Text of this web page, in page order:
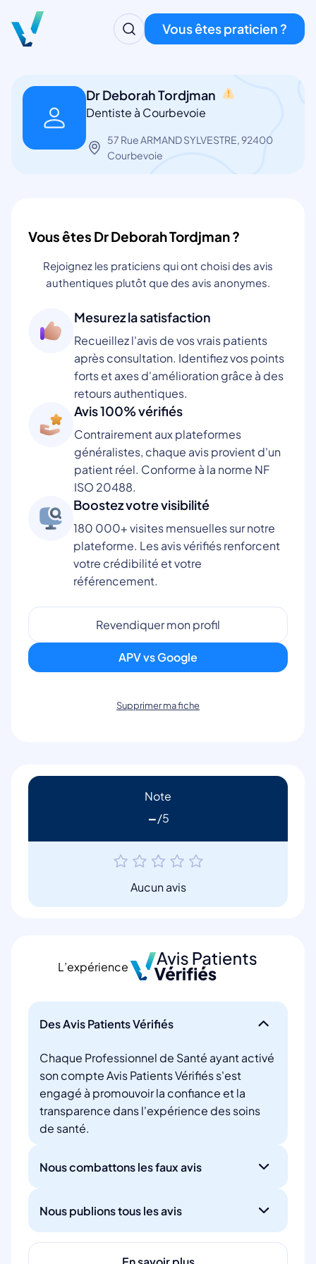
Vous êtes praticien ?
Dr Deborah Tordjman
Dentiste à Courbevoie
57 Rue ARMAND SYLVESTRE, 92400
Courbevoie
Vous êtes Dr Deborah Tordjman ?
Rejoignez les praticiens qui ont choisi des avis
authentiques plutôt que des avis anonymes.
Mesurez la satisfaction
Recueillez l'avis de vos vrais patients
après consultation. Identifiez vos points
forts et axes d'amélioration grâce à des
retours authentiques.
Avis 100% vérifiés
Contrairement aux plateformes
généralistes, chaque avis provient d'un
patient réel. Conforme à la norme NF
ISO 20488.
Boostez votre visibilité
180 000+ visites mensuelles sur notre
plateforme. Les avis vérifiés renforcent
votre crédibilité et votre
référencement.
Revendiquer mon profil
APV vs Google
Supprimer ma fiche
Note
-
Aucun avis
L’expérience
Des Avis Patients Vérifiés
Chaque Professionnel de Santé ayant activé
son compte Avis Patients Vérifiés s'est
engagé à promouvoir la confiance et la
transparence dans l'expérience des soins
de santé.
Nous combattons les faux avis
Nous publions tous les avis